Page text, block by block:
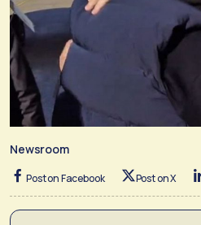
Newsroom
Post on Facebook Post on X